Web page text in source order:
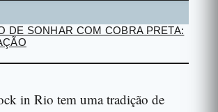
DE SONHAR COM COBRA PRETA:
in Rio tem uma tradição de